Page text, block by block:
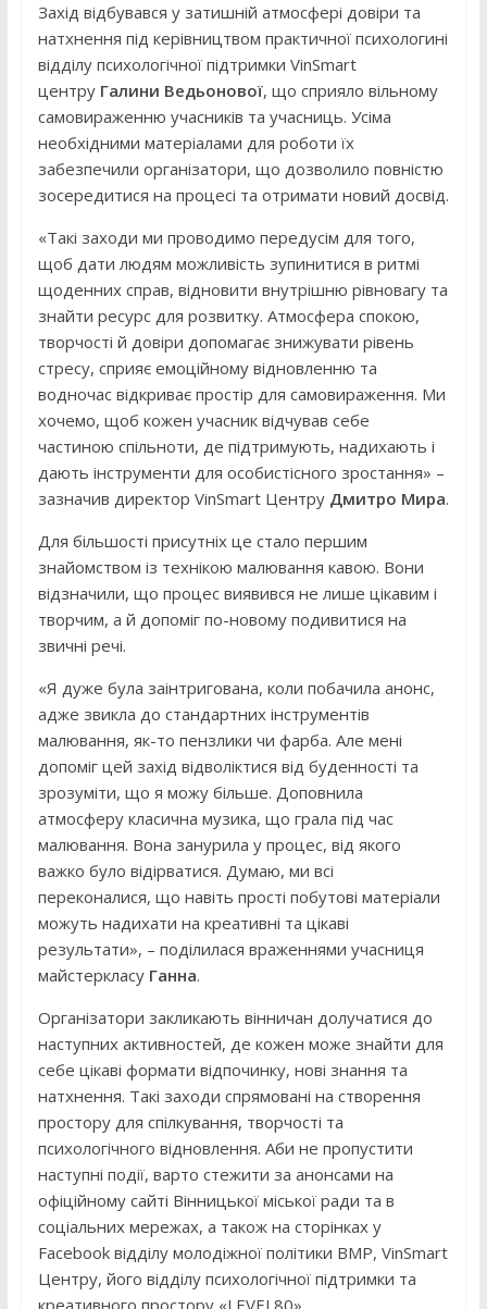
Захід відбувався у затишній атмосфері довіри та
натхнення під керівництвом практичної психологині
відділу психологічної підтримки VinSmart
центру Галини Ведьонової, що сприяло вільному
самовираженню учасників та учасниць. Усіма
необхідними матеріалами для роботи їх
забезпечили організатори, що дозволило повністю
зосередитися на процесі та отримати новий досвід.
«Такі заходи ми проводимо передусім для того,
щоб дати людям можливість зупинитися в ритмі
щоденних справ, відновити внутрішню рівновагу та
знайти ресурс для розвитку. Атмосфера спокою,
творчості й довіри допомагає знижувати рівень
стресу, сприяє емоційному відновленню та
водночас відкриває простір для самовираження. Ми
хочемо, щоб кожен учасник відчував себе
частиною спільноти, де підтримують, надихають і
дають інструменти для особистісного зростання» –
зазначив директор VinSmart Центру Дмитро Мира.
Для більшості присутніх це стало першим
знайомством із технікою малювання кавою. Вони
відзначили, що процес виявився не лише цікавим і
творчим, а й допоміг по-новому подивитися на
звичні речі.
«Я дуже була заінтригована, коли побачила анонс,
адже звикла до стандартних інструментів
малювання, як-то пензлики чи фарба. Але мені
допоміг цей захід відволіктися від буденності та
зрозуміти, що я можу більше. Доповнила
атмосферу класична музика, що грала під час
малювання. Вона занурила у процес, від якого
важко було відірватися. Думаю, ми всі
переконалися, що навіть прості побутові матеріали
можуть надихати на креативні та цікаві
результати», – поділилася враженнями учасниця
майстеркласу Ганна.
Організатори закликають вінничан долучатися до
наступних активностей, де кожен може знайти для
себе цікаві формати відпочинку, нові знання та
натхнення. Такі заходи спрямовані на створення
простору для спілкування, творчості та
психологічного відновлення. Аби не пропустити
наступні події, варто стежити за анонсами на
офіційному сайті Вінницької міської ради та в
соціальних мережах, а також на сторінках у
Facebook відділу молодіжної політики ВМР, VinSmart
Центру, його відділу психологічної підтримки та